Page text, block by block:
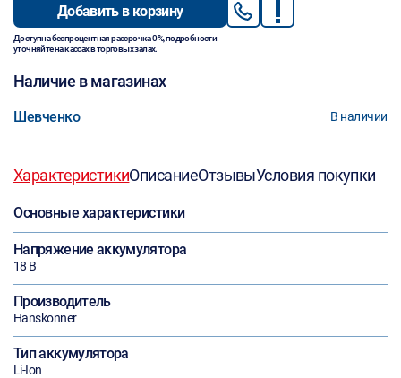
Добавить в корзину
Доступна беспроцентная рассрочка 0%, подробности
уточняйте на кассах в торговых залах.
Наличие в магазинах
Шевченко В наличии
ХарактеристикиОписаниеОтзывыУсловия покупки
Основные характеристики
Напряжение аккумулятора
18 В
Производитель
Hanskonner
Тип аккумулятора
Li-Ion